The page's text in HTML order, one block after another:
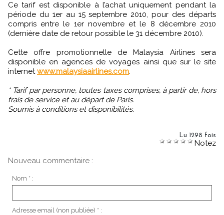
Ce tarif est disponible à l’achat uniquement pendant la
période du 1er au 15 septembre 2010, pour des départs
compris entre le 1er novembre et le 8 décembre 2010
(dernière date de retour possible le 31 décembre 2010).
Cette offre promotionnelle de Malaysia Airlines sera
disponible en agences de voyages ainsi que sur le site
internetwww.malaysiaairlines.com.
* Tarif par personne, toutes taxes comprises, à partir de, hors
frais de service et au départ de Paris.
Soumis à conditions et disponibilités.
Lu 1298 fois
Notez
Nouveau commentaire :
Nom * :
Adresse email (non publiée) * :